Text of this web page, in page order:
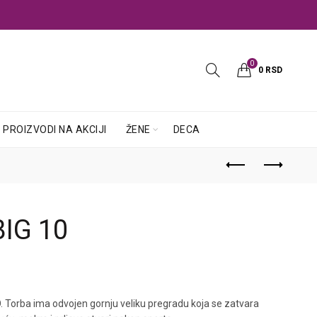
0
0 RSD
PROIZVODI NA AKCIJI ŽENE DECA
10
Torba ima odvojen gornju veliku pregradu koja se zatvara